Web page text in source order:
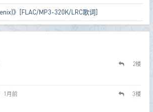
》[FLAC/MP3-320K/LRC歌词]
2楼
1月前 3楼